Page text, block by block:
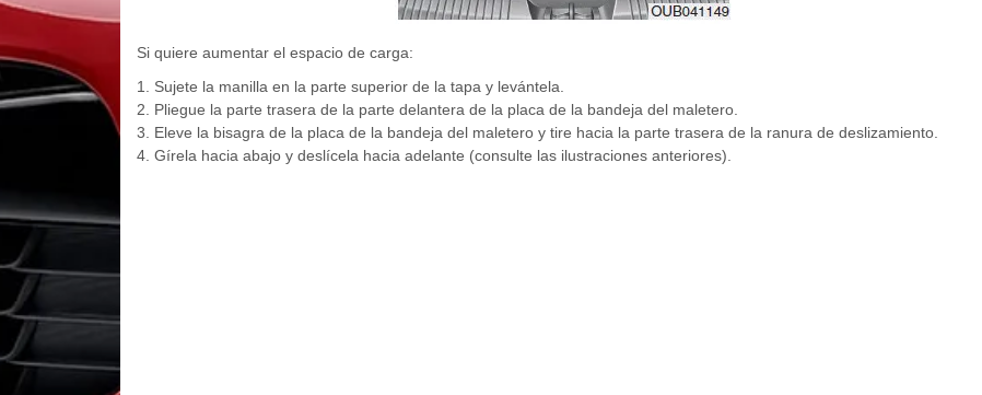
Si quiere aumentar el espacio de carga:
1. Sujete la manilla en la parte superior de la tapa y levántela.
2. Pliegue la parte trasera de la parte delantera de la placa de la bandeja del maletero.
3. Eleve la bisagra de la placa de la bandeja del maletero y tire hacia la parte trasera de la ranura de deslizamiento.
4. Gírela hacia abajo y deslícela hacia adelante (consulte las ilustraciones anteriores).